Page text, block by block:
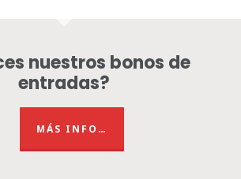
nuestros bonos de
entradas?
MÁS INFO…